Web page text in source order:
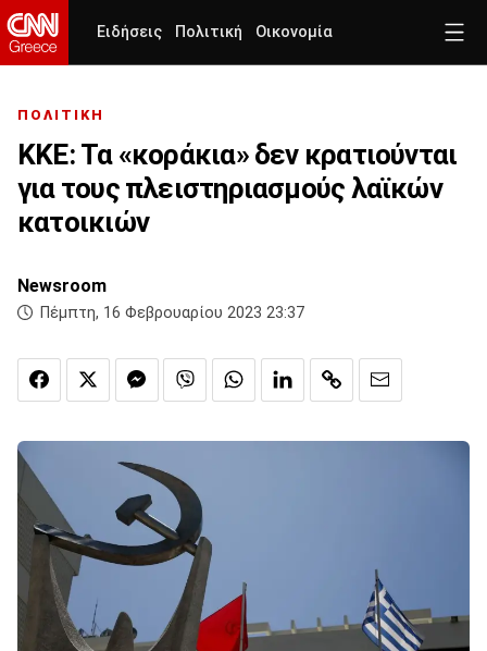
Ειδήσεις Πολιτική Οικονομία
ΠΟΛΙΤΙΚΗ
ΚΚΕ: Τα «κοράκια» δεν κρατιούνται
για τους πλειστηριασμούς λαϊκών
κατοικιών
Newsroom
Πέμπτη, 16 Φεβρουαρίου 2023 23:37